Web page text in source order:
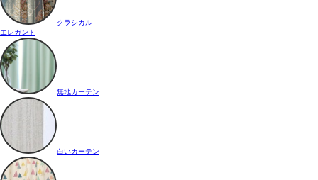
クラシカル
エレガント
無地カーテン
白いカーテン